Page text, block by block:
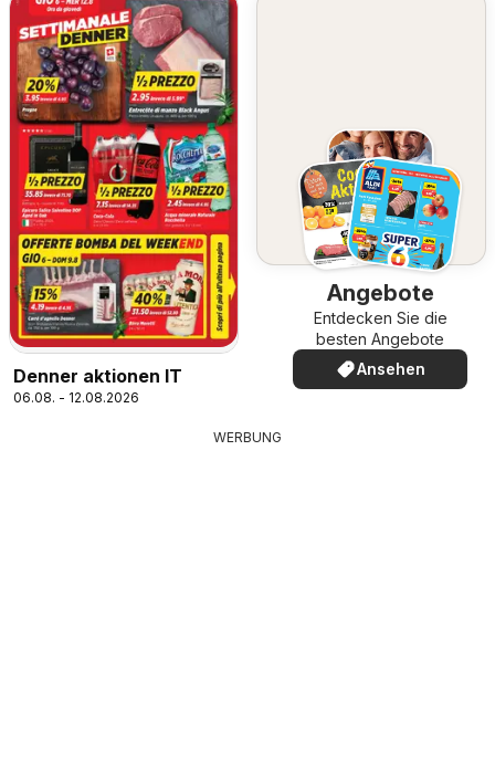
Denner aktionen IT
06.08. - 12.08.2026
Angebote
Entdecken Sie die
besten Angebote
Ansehen
WERBUNG